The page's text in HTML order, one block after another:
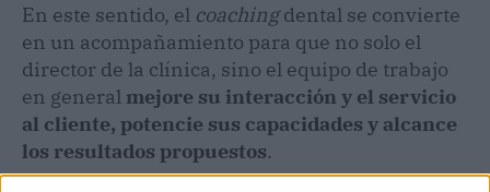
En este sentido, el coachingdental se convierte
en un acompañamiento para que no solo el
director de la clínica, sino el equipo de trabajo
en general mejore su interacción y el servicio
al cliente, potencie sus capacidades y alcance
los resultados propuestos.